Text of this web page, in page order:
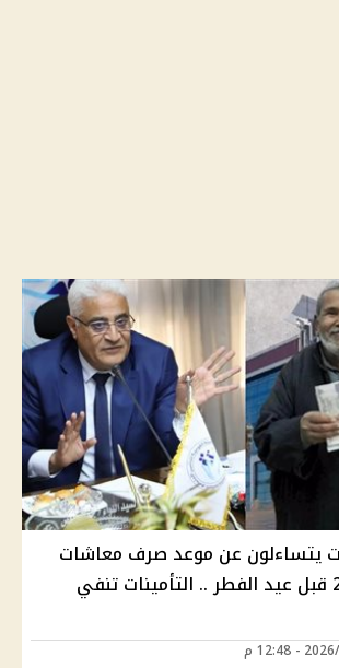
يتساءلون عن موعد صرف معاشات
شهر أبريل 2026 قبل عيد الفطر .. التأمينات تنفي